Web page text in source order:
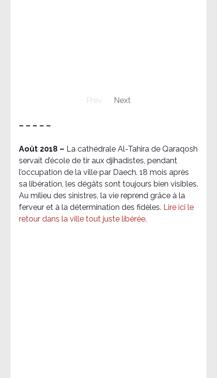
Prev Next
– – – – –
Août 2018 – La cathédrale Al-Tahira de Qaraqosh
servait d’école de tir aux djihadistes, pendant
l’occupation de la ville par Daech. 18 mois après
sa libération, les dégâts sont toujours bien visibles.
Au milieu des sinistres, la vie reprend grâce à la
ferveur et à la détermination des fidèles. Lire ici le
retour dans la ville tout juste libérée.